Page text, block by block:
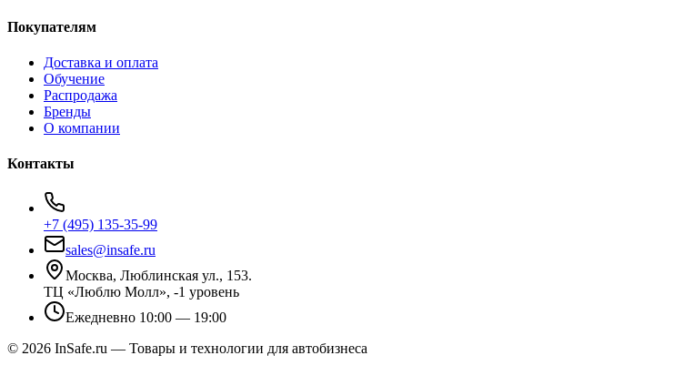
Покупателям
Доставка и оплата
Обучение
Распродажа
Бренды
О компании
Контакты
+7 (495) 135-35-99
sales@insafe.ru
Москва, Люблинская ул., 153.
ТЦ «Люблю Молл», -1 уровень
Ежедневно 10:00 — 19:00
© 2026 InSafe.ru — Товары и технологии для автобизнеса